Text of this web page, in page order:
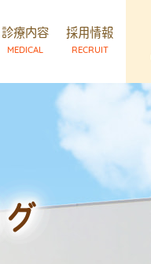
診療内容
MEDICAL
採用情報
RECRUIT